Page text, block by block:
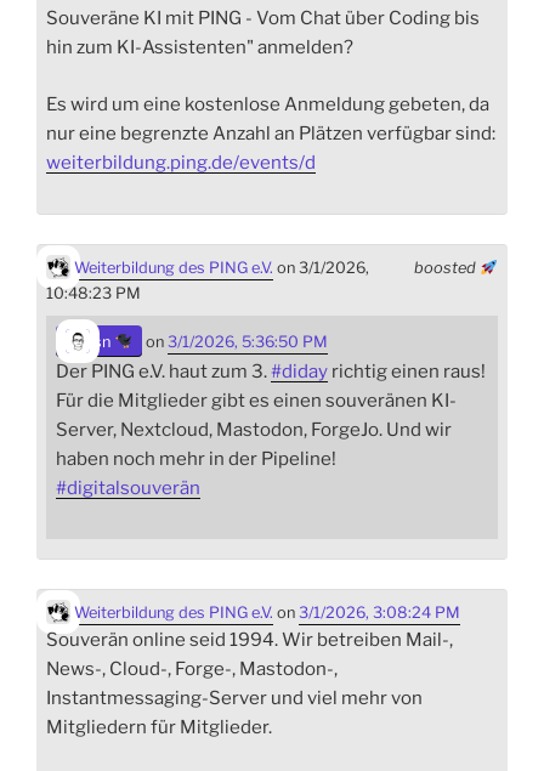
Souveräne KI mit PING - Vom Chat über Coding bis
hin zum KI-Assistenten" anmelden?
Es wird um eine kostenlose Anmeldung gebeten, da
nur eine begrenzte Anzahl an Plätzen verfügbar sind:
weiterbildung.ping.de/events/d
boosted
Weiterbildung des PING e.V. on 3/1/2026,
10:48:23 PM
sn on 3/1/2026, 5:36:50 PM
Der PING e.V. haut zum 3.#diday richtig einen raus!
Für die Mitglieder gibt es einen souveränen KI-
Server, Nextcloud, Mastodon, ForgeJo. Und wir
haben noch mehr in der Pipeline!
#digitalsouverän
Weiterbildung des PING e.V. on 3/1/2026, 3:08:24 PM
Souverän online seid 1994. Wir betreiben Mail-,
News-, Cloud-, Forge-, Mastodon-,
Instantmessaging-Server und viel mehr von
Mitgliedern für Mitglieder.